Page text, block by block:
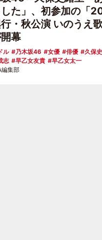
した」、初参加の「
・秋公演 いのうえ
幕
ル 乃木坂46 女優 俳優 久保
志
早乙女友貴 早乙女太一
編集部